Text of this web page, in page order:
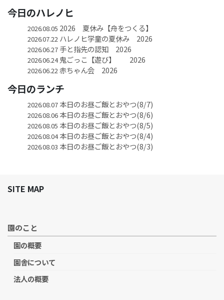
今日のハレノヒ
2026.08.05 2026 夏休み【舟をつくる】
2026.07.22 ハレノヒ学童の夏休み 2026
2026.06.27手と指先の認知 2026
2026.06.24鬼ごっこ【遊び】 2026
2026.06.22赤ちゃん会 2026
今日のランチ
2026.08.07本日のお昼ご飯とおやつ(8/7)
2026.08.06本日のお昼ご飯とおやつ(8/6)
2026.08.05 本日のお昼ご飯とおやつ(8/5)
2026.08.04本日のお昼ご飯とおやつ(8/4)
2026.08.03 本日のお昼ご飯とおやつ(8/3)
SITE MAP
園のこと
園の概要
園舎について
法人の概要